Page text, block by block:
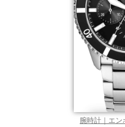
腕時計｜エン